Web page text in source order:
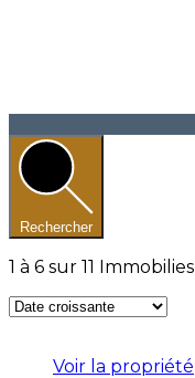
Rechercher
1 à 6 sur 11 Immobilies
Voir la propriété